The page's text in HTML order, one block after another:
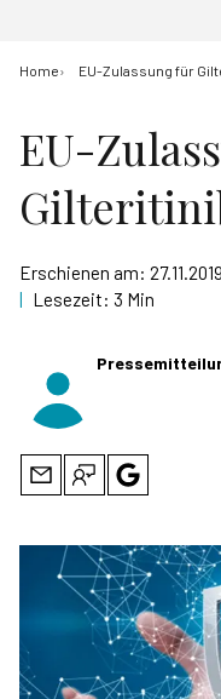
Home EU-Zulassung für
EU-
Erschienen am: 27.11.2019
| Lesezeit: 3 Min